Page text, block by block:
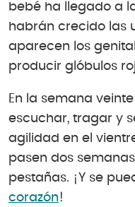
bebé ha llegado a
habrán crecido las
aparecen los
producir glóbulos
En la semana
escuchar, tragar y
agilidad en el
pasen dos
pestañas. ¡Y se
corazón !